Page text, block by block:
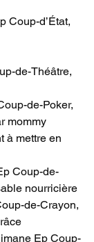
Coup-d’État,
de-Théâtre,
mommy
à mettre en
Coup-de-
nourricière
de-Crayon,
Ep Coup-